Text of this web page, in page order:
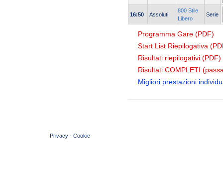
16:50 Assoluti
800 Stile
Libero
Serie
Programma Gare (PDF)
Start List Riepilogativa
Risultati riepilogativi (PDF)
Risultati COMPLETI
Migliori prestazioni
Privacy - Cookie